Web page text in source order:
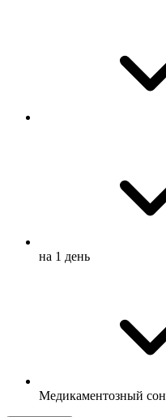
на 1 день
Медикаментозный сон